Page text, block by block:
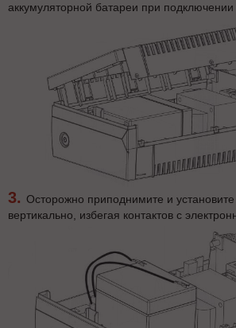
аккумуляторной батареи при подключении
Осторожно приподнимите и установите
вертикально, избегая контактов с